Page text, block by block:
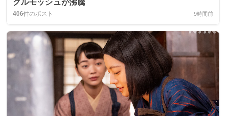
406件のポスト 9時間前